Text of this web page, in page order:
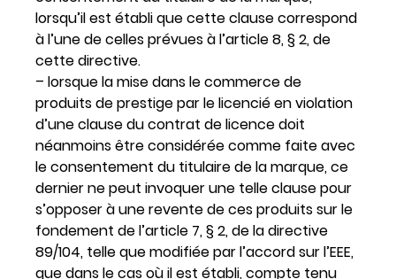
lorsqu’il est établi que cette clause correspond
à l’une de celles prévues à l’article 8, § 2, de
cette directive.
– lorsque la mise dans le commerce de
produits de prestige par le licencié en violation
d’une clause du contrat de licence doit
néanmoins être considérée comme faite avec
le consentement du titulaire de la marque, ce
dernier ne peut invoquer une telle clause pour
s’opposer à une revente de ces produits sur le
fondement de l’article 7, § 2, de la directive
89/104, telle que modifiée par l’accord sur l’EEE,
que dans le cas où il est établi, compte tenu